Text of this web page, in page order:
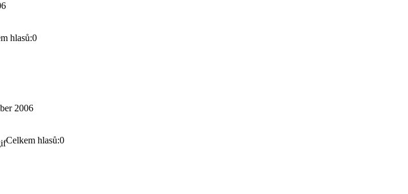
hlasů:0
2006
Celkem hlasů:0